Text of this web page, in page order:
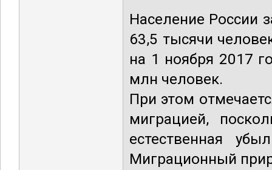
Население России
63,5 тысячи
на 1 ноября 2017
млн человек.
При этом
миграцией,
естественная
Миграционный